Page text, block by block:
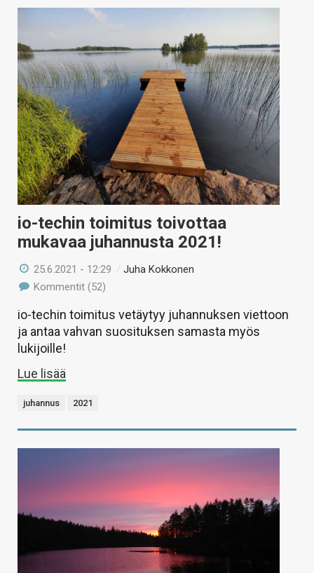
io-techin toimitus toivottaa
mukavaa juhannusta 2021!
25.6.2021 - 12:29 /Juha Kokkonen
Kommentit (52)
io-techin toimitus vetäytyy juhannuksen viettoon
ja antaa vahvan suosituksen samasta myös
lukijoille!
Lue lisää
juhannus 2021